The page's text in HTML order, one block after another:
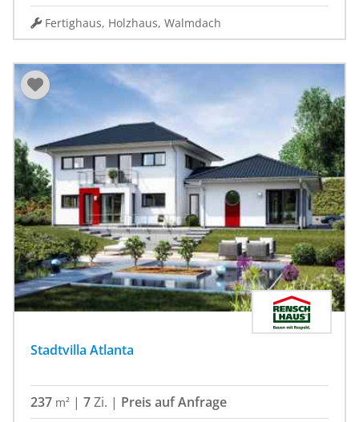
Fertighaus, Holzhaus, Walmdach
Stadtvilla Atlanta
237 m² | 7Zi. | Preis auf Anfrage